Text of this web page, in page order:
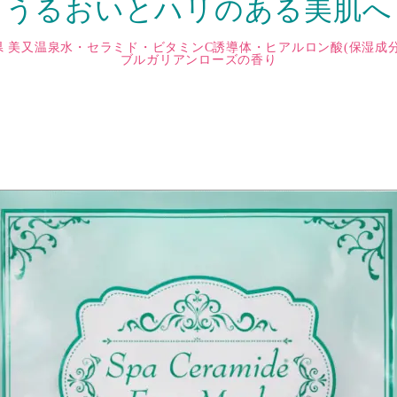
うるおいとハリのある美肌へ
美又温泉水・セラミド・ビタミンC誘導体・ヒアルロン酸(保湿成
ブルガリアンローズの香り